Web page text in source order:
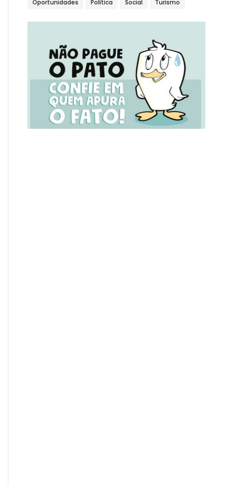
Oportunidades Política Social Turismo